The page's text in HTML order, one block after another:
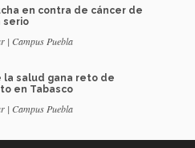
en contra de cáncer de
serio
| Campus Puebla
la salud gana reto de
en Tabasco
| Campus Puebla